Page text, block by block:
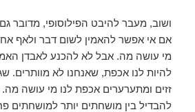
ושוב, מעבר להיבט הפילוסופי, מדובר
אם אי אפשר להאמין לשום דבר ולאף
מי עושה מה. אבל לא להכנע לאבדן
להיות לנו אכפת, שאנחנו לא מוותרים.
זזים ומתערערים אכפת לנו מי עושה מה.
להבדיל בין מושחתים יותר למושחתים